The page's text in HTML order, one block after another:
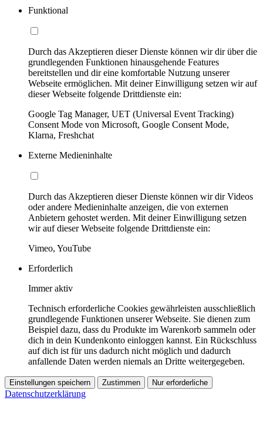
Funktional
Durch das Akzeptieren dieser Dienste können wir dir über die
grundlegenden Funktionen hinausgehende Features
bereitstellen und dir eine komfortable Nutzung unserer
Webseite ermöglichen. Mit deiner Einwilligung setzen wir auf
dieser Webseite folgende Drittdienste ein:
Google Tag Manager, UET (Universal Event Tracking)
Consent Mode von Microsoft, Google Consent Mode,
Klarna, Freshchat
Externe Medieninhalte
Durch das Akzeptieren dieser Dienste können wir dir Videos
oder andere Medieninhalte anzeigen, die von externen
Anbietern gehostet werden. Mit deiner Einwilligung setzen
wir auf dieser Webseite folgende Drittdienste ein:
Vimeo, YouTube
Erforderlich
Immer aktiv
Technisch erforderliche Cookies gewährleisten ausschließlich
grundlegende Funktionen unserer Webseite. Sie dienen zum
Beispiel dazu, dass du Produkte im Warenkorb sammeln oder
dich in dein Kundenkonto einloggen kannst. Ein Rückschluss
auf dich ist für uns dadurch nicht möglich und dadurch
anfallende Daten werden niemals an Dritte weitergegeben.
Einstellungen speichern Zustimmen Nur erforderliche
Datenschutzerklärung